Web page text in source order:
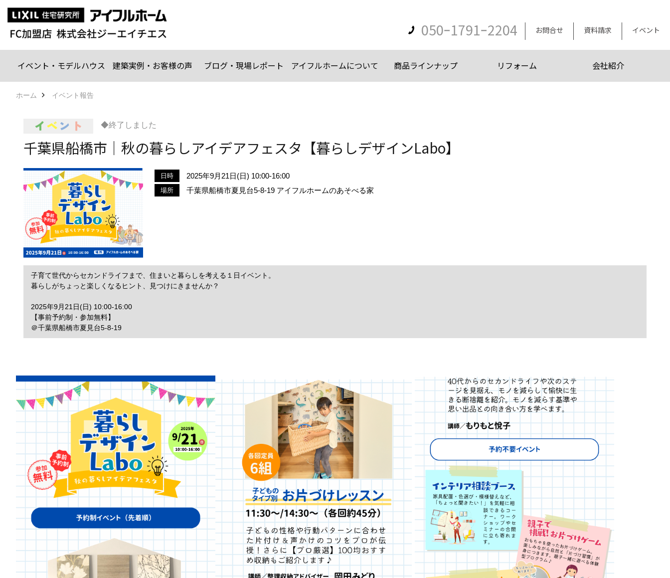
050ｰ1791ｰ2204 お問合せ 資料請求 イベント
イベント・モデルハウス 建築実例・お客様の声 ブログ・現場レポート アイフルホームについて 商品ラインナップ リフォーム 会社紹介
ホーム イベント報告
◆終了しました
千葉県船橋市｜秋の暮らしアイデアフェスタ【暮らしデザインLabo】
日時 2025年9月21日(日) 10:00-16:00
場所 千葉県船橋市夏見台5-8-19 アイフルホームのあそべる家
子育て世代からセカンドライフまで、住まいと暮らしを考える１日イベント。
暮らしがちょっと楽しくなるヒント、見つけにきませんか？
2025年9月21日(日) 10:00-16:00
【事前予約制・参加無料】
＠千葉県船橋市夏見台5-8-19